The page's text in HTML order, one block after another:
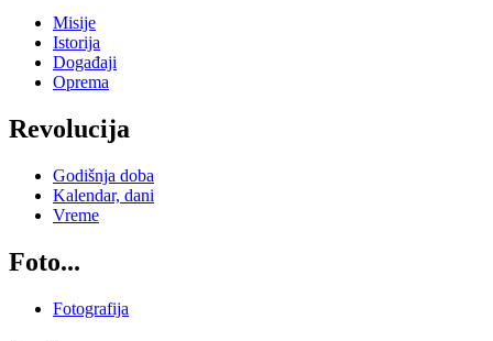
Misije
Istorija
Događaji
Oprema
Revolucija
Godišnja doba
Kalendar, dani
Vreme
Foto...
Fotografija